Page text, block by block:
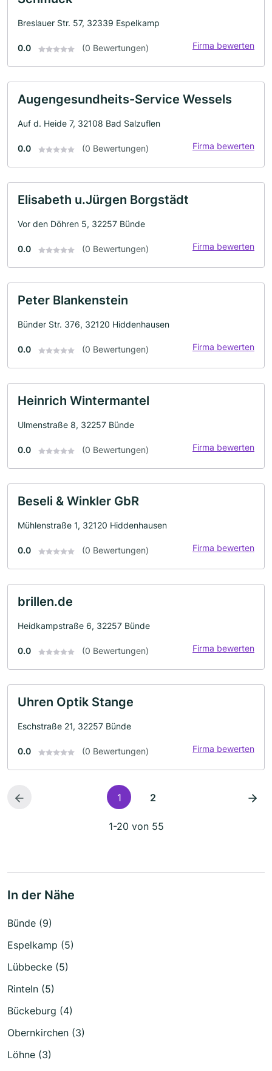
Breslauer Str. 57, 32339 Espelkamp
0.0 (0 Bewertungen) Firma bewerten
Augengesundheits-Service Wessels
Auf d. Heide 7, 32108 Bad Salzuflen
0.0 (0 Bewertungen) Firma bewerten
Elisabeth u.Jürgen Borgstädt
Vor den Döhren 5, 32257 Bünde
0.0 (0 Bewertungen) Firma bewerten
Peter Blankenstein
Bünder Str. 376, 32120 Hiddenhausen
0.0 (0 Bewertungen) Firma bewerten
Heinrich Wintermantel
Ulmenstraße 8, 32257 Bünde
0.0 (0 Bewertungen) Firma bewerten
Beseli & Winkler GbR
Mühlenstraße 1, 32120 Hiddenhausen
0.0 (0 Bewertungen) Firma bewerten
brillen.de
Heidkampstraße 6, 32257 Bünde
0.0 (0 Bewertungen) Firma bewerten
Uhren Optik Stange
Eschstraße 21, 32257 Bünde
0.0 (0 Bewertungen) Firma bewerten
1 2
1-20 von 55
In der Nähe
Bünde (9)
Espelkamp (5)
Lübbecke (5)
Rinteln (5)
Bückeburg (4)
Obernkirchen (3)
Löhne (3)